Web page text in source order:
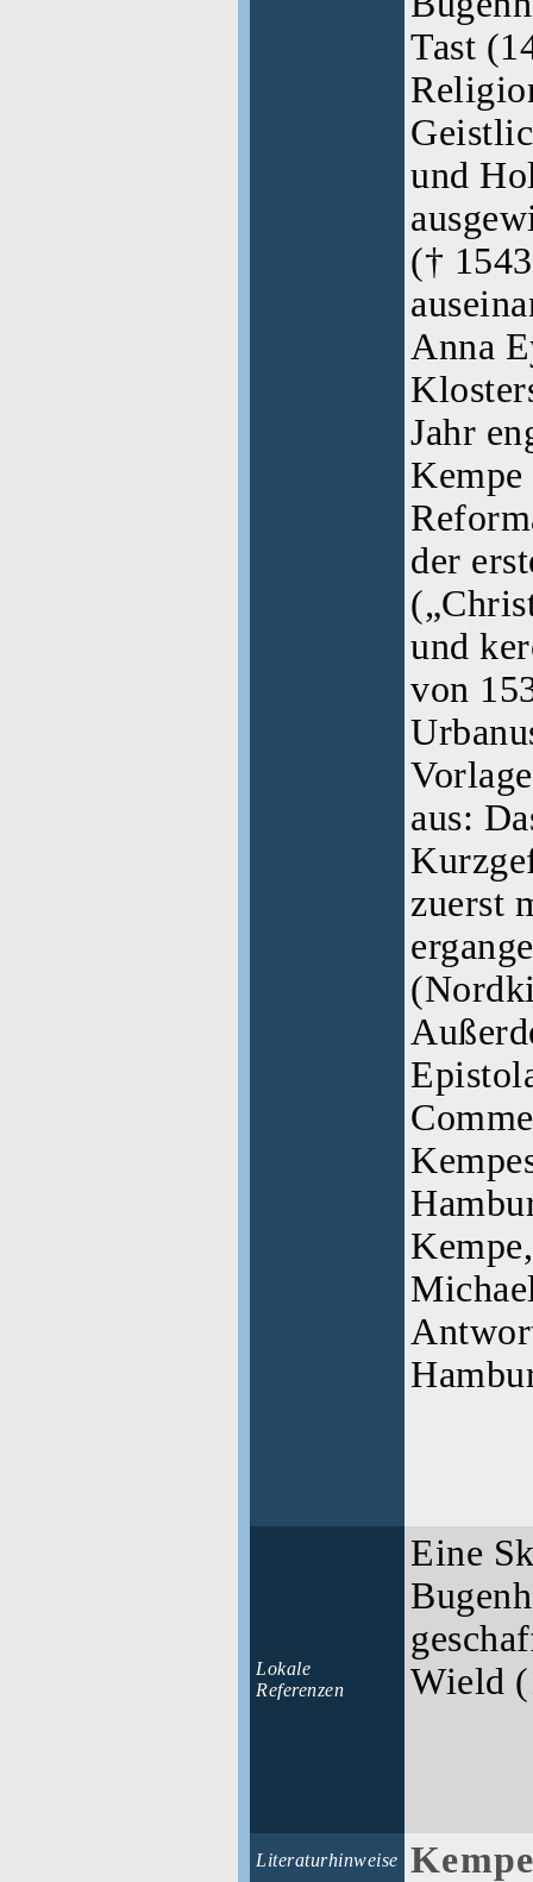
Tast
und
(†
Anna
Jahr
der
und
von
aus:
zuerst
Lokale
Referenzen
Eine
Wield
Literaturhinweise